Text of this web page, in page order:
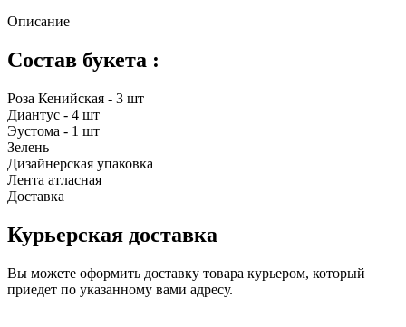
Описание
Состав букета :
Роза Кенийская - 3 шт
Диантус - 4 шт
Эустома - 1 шт
Зелень
Дизайнерская упаковка
Лента атласная
Доставка
Курьерская доставка
Вы можете оформить доставку товара курьером, который
приедет по указанному вами адресу.